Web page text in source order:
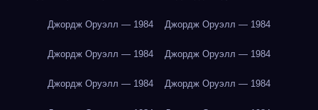
Джордж Оруэлл — 1984 Джордж Оруэлл — 1984
Джордж Оруэлл — 1984 Джордж Оруэлл — 1984
Джордж Оруэлл — 1984 Джордж Оруэлл — 1984